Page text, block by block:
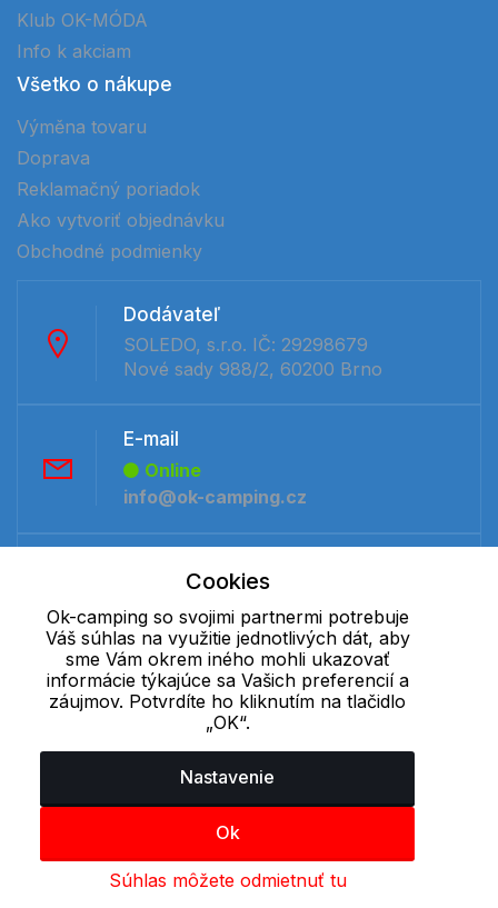
Klub OK-MÓDA
Info k akciam
Všetko o nákupe
Výměna tovaru
Doprava
Reklamačný poriadok
Ako vytvoriť objednávku
Obchodné podmienky
Dodávateľ
SOLEDO, s.r.o. IČ: 29298679
Nové sady 988/2, 60200 Brno
E-mail
Online
info@ok-camping.cz
+421 277 270 091
Cookie - podrobné nastavenie| Ďalšie informácie|Spracovanie
osobných údajov
Cookies
Ok-camping so svojimi partnermi potrebuje
Váš súhlas na využitie jednotlivých dát, aby
sme Vám okrem iného mohli ukazovať
informácie týkajúce sa Vašich preferencií a
záujmov. Potvrdíte ho kliknutím na tlačidlo
„OK“.
Nastavenie
Ok
Súhlas môžete odmietnuť tu